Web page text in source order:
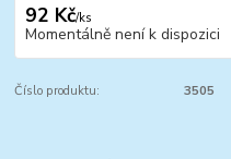
92 Kč/ks
Momentálně není k dispozici
Číslo produktu: 3505